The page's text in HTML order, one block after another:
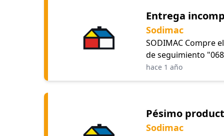
Entrega
Sodimac
SODIMAC Compre
de seguimiento
hace 1 año
Pésimo
Sodimac